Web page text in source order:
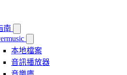
南
本地檔案
音訊播放器